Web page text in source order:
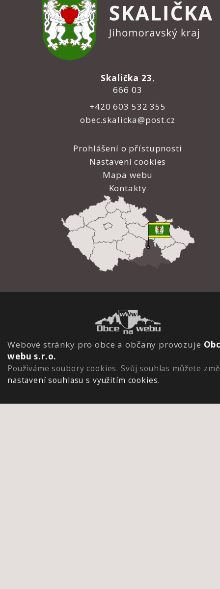
Skalička 23,
666 03
+420 603 532 355
obec.skalicka@post.cz
Prohlášení o přístupnosti
Nastavení cookies
Mapa webu
Kontakty
Webové stránky pro obce a občany provozuje
webu s.r.o.
Používáme soubory cookies. Svůj souhlas můžete
nastavení souhlasu s využitím cookies.